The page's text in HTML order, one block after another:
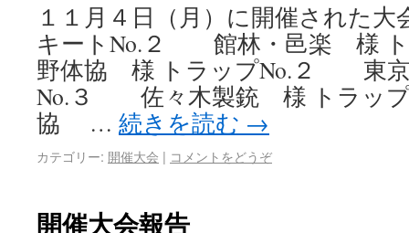
１１月４日（月）に開催された
キートNo.２ 館林・邑楽 様
野体協 様 トラップNo.２ 東
No.３ 佐々木製銃 様 トラッ
協 … 続きを読む →
カテゴリー: 開催大会 | コメントをどうぞ
開催大会報告